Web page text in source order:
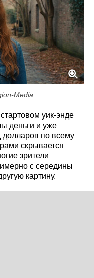
Media
уик-энде
деньги и уже
долларов по всему
скрывается
зрители
с середины
картину.